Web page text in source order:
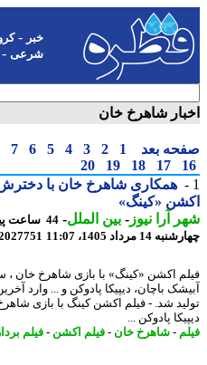
-کرونا-
شرعی-آب
شاهرخ خان
بعد 1
2
3
4
5
6
7
8
17
18
19
20
همکاری شاهرخ خان با دخترش در
«کینگ»
آرا نیوز-بین الملل-
44 ساعت پیش
مرداد 1405، 11:07
82027751
اکشن «کینگ» با بازی شاهرخ خان ،
باچان، دیپیکا پادوکن و ... وارد آخرین
شد. - فیلم اکشن کینگ با بازی شاهرخ
پادوکن ...
-شاهرخ خان -فیلم اکشن-فیلم برداری-